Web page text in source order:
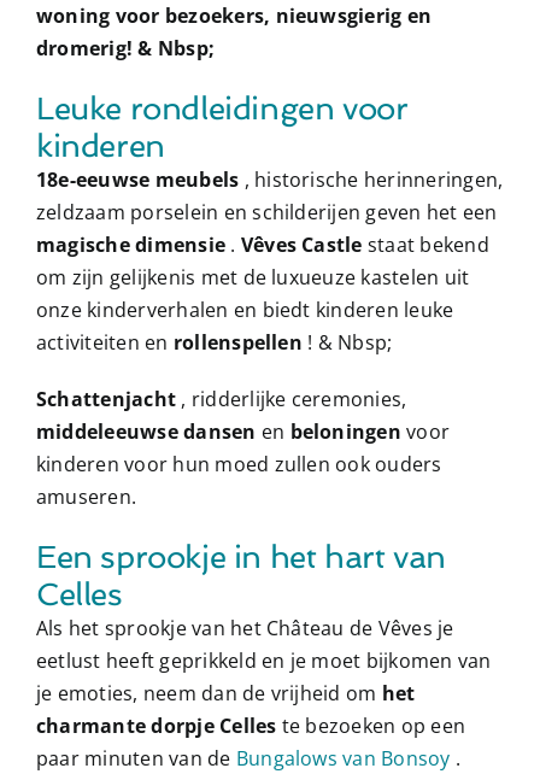
woning voor bezoekers, nieuwsgierig en
dromerig! & Nbsp;
Leuke rondleidingen voor
kinderen
18e-eeuwse meubels , historische herinneringen,
zeldzaam porselein en schilderijen geven het een
magische dimensie . Vêves Castle staat bekend
om zijn gelijkenis met de luxueuze kastelen uit
onze kinderverhalen en biedt kinderen leuke
activiteiten en rollenspellen ! & Nbsp;
Schattenjacht , ridderlijke ceremonies,
middeleeuwse dansen en beloningenvoor
kinderen voor hun moed zullen ook ouders
amuseren.
Een sprookje in het hart van
Celles
Als het sprookje van het Château de Vêves je
eetlust heeft geprikkeld en je moet bijkomen van
je emoties, neem dan de vrijheid om het
charmante dorpje Celles te bezoeken op een
paar minuten van de Bungalows van Bonsoy .